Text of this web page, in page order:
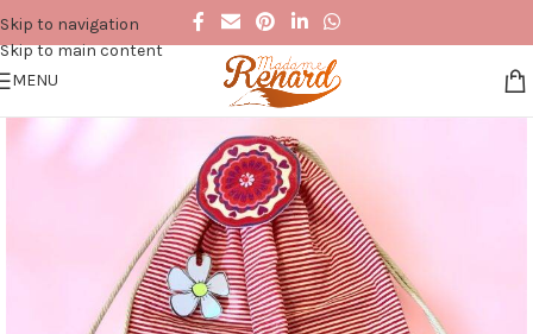
Skip to navigation
Skip to main content
MENU